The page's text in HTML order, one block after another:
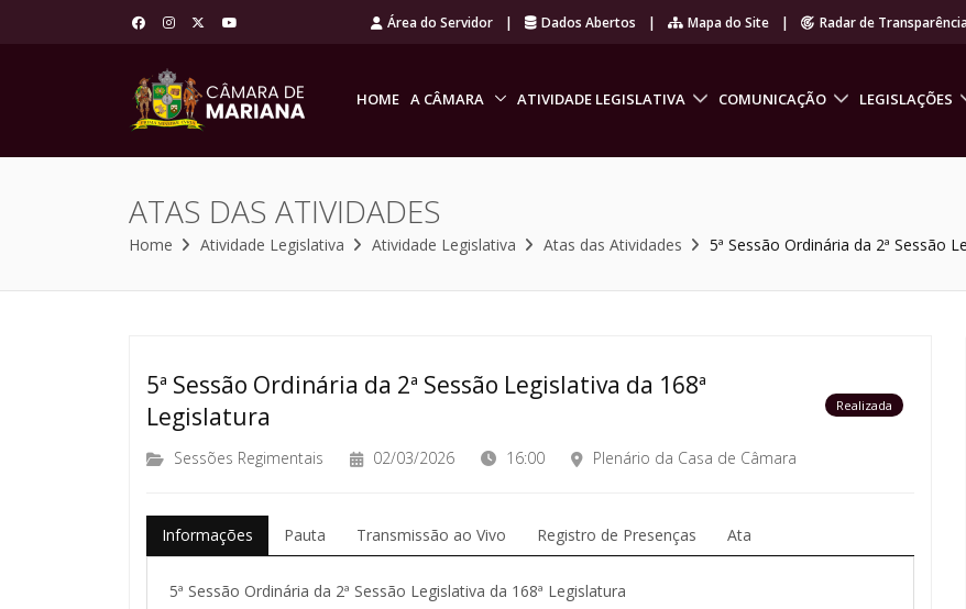
Área do Servidor | Dados Abertos | Mapa do Site | Radar de
HOME A CÂMARA ATIVIDADE LEGISLATIVA COMUNICAÇÃO LEGISLAÇÕES
ATAS DAS ATIVIDADES
Home Atividade Legislativa Atividade Legislativa Atas das Atividades 5ª Sessão Ordinária da 2ª Sessão
5ª Sessão Ordinária da 2ª Sessão Legislativa da 168ª
Legislatura
Realizada
Sessões Regimentais 02/03/2026 16:00 Plenário da Casa de Câmara
Informações Pauta Transmissão ao Vivo Registro de Presenças Ata
5ª Sessão Ordinária da 2ª Sessão Legislativa da 168ª Legislatura